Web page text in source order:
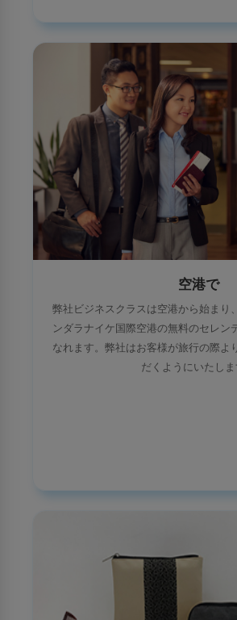
空港で
弊社ビジネスクラスは空港から始まり
ンダラナイケ国際空港の無料のセレン
なれます。弊社はお客様が旅行の際よ
だくようにいたしま